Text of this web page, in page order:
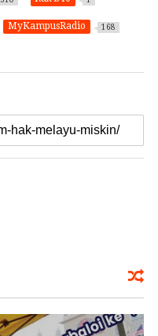
MyKampusRadio 168